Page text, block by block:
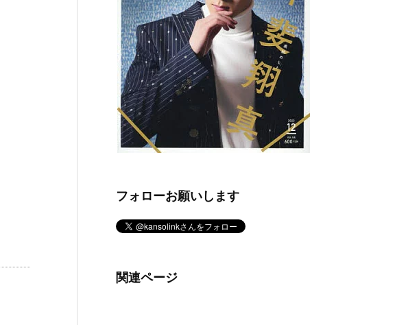
フォローお願いします
関連ページ